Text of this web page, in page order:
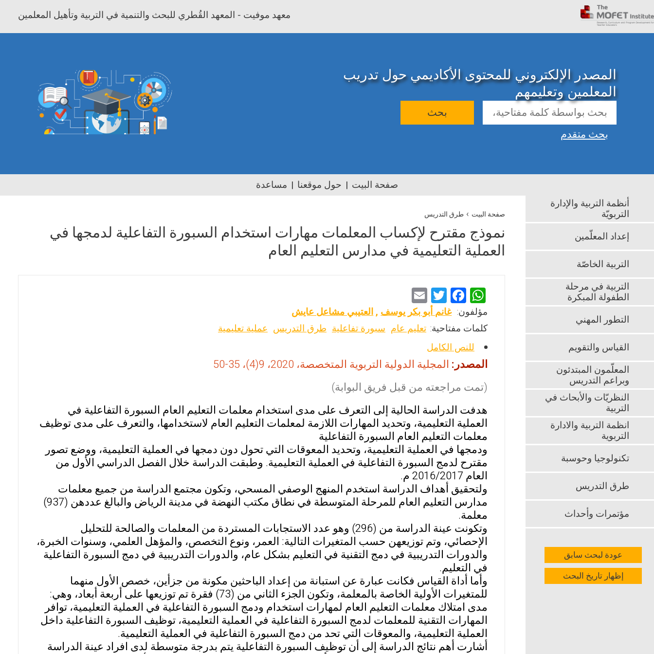
معهد موفيت - المعهد القُطري للبحث والتنمية في التربية وتأهيل المعلمين
المصدر الإلكتروني للمحتوى الأكاديمي حول تدريب
المعلمين وتعليمهم
بحث
بحث متقدم
صفحة البيت حول موقعنا مساعدة
صفحة البيت › طرق التدريس
نموذج مقترح لإكساب المعلمات مهارات استخدام السبورة التفاعلية لدمجها في
العملية التعليمية في مدارس التعليم العام
W
h
at
s
A
p
p
F
a
ce
b
o
o
k
T
wi
tt
m
ai
مؤلفون: غانم أبو بكر يوسف,العتيبي مشاعل عايش
كلمات مفتاحية: تعليم عام سبورة تفاعلية طرق التدريس عملية تعليمية
للنص الكامل
المصدر: المجلية الدولية التربوية المتخصصة، 2020، 9(4)، 35-50
(تمت مراجعته من قبل فريق البوابة)
هدفت الدراسة الحالية إلى التعرف على مدى استخدام معلمات التعليم العام السبورة التفاعلية في
العملية التعليمية، وتحديد المهارات اللازمة لمعلمات التعليم العام لاستخدامها، والتعرف على مدى توظيف
معلمات التعليم العام السبورة التفاعلية
ودمجها في العملية التعليمية، وتحديد المعوقات التي تحول دون دمجها في العملية التعليمية، ووضع تصور
مقترح لدمج السبورة التفاعلية في العملية التعليمية. وطبقت الدراسة خلال الفصل الدراسي الأول من
العام 2016/2017 م.
ولتحقيق أهداف الدراسة استخدم المنهج الوصفي المسحي، وتكون مجتمع الدراسة من جميع معلمات
مدارس التعليم العام للمرحلة المتوسطة في نطاق مكتب النهضة في مدينة الرياض والبالغ عددهن (937)
معلمة.
وتكونت عينة الدراسة من (296) وهو عدد الاستجابات المستردة من المعلمات والصالحة للتحليل
الإحصائي، وتم توزيعهن حسب المتغيرات التالية: العمر، ونوع التخصص، والمؤهل العلمي، وسنوات الخبرة،
والدورات التدريبية في دمج التقنية في التعليم بشكل عام، والدورات التدريبية في دمج السبورة التفاعلية
في التعليم.
وأما أداة القياس فكانت عبارة عن استبانة من إعداد الباحثين مكونة من جزأين، خصص الأول منهما
للمتغيرات الأولية الخاصة بالمعلمة، وتكون الجزء الثاني من (73) فقرة تم توزيعها على أربعة أبعاد، وهي:
مدى امتلاك معلمات التعليم العام لمهارات استخدام ودمج السبورة التفاعلية في العملية التعليمية، توافر
المهارات التقنية للمعلمات لدمج السبورة التفاعلية في العملية التعليمية، توظيف السبورة التفاعلية داخل
العملية التعليمية، والمعوقات التي تحد من دمج السبورة التفاعلية في العملية التعليمية.
أشارت أهم نتائج الدراسة إلى أن توظيف السبورة التفاعلية يتم بدرجة متوسطة لدى افراد عينة الدراسة
أنظمة التربية والإدارة
التربويّة
إعداد المعلّمين
التربية الخاصّة
التربية في مرحلة
الطفولة المبكرة
التطور المهني
القياس والتقويم
المعلّمون المبتدئون
وبراعم التدريس
النظريّات والأبحاث في
التربية
انظمة التربية والادارة
التربوية
تكنولوجيا وحوسبة
طرق التدريس
مؤتمرات وأحداث
عودة لبحث سابق
إظهار تاريخ البحث